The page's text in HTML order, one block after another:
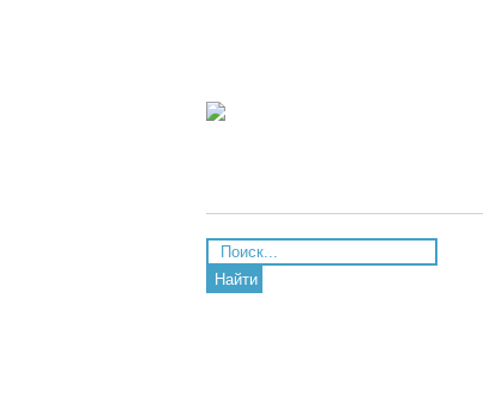
Найти